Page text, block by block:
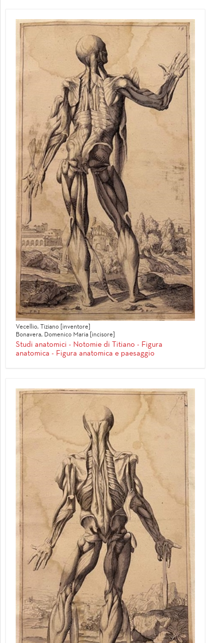
Vecellio, Tiziano [inventore]
Bonavera, Domenico Maria [incisore]
Studi anatomici - Notomie di Titiano - Figura
anatomica - Figura anatomica e paesaggio